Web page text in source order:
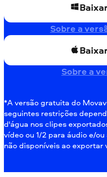
Sobre a
Sobre a
*A versão gratuita do
seguintes restrições
d'água nos clipes
vídeo ou 1/2 para áudio e/
não disponíveis ao exportar